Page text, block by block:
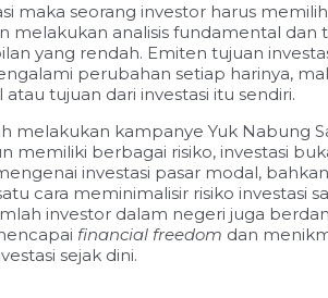
maka seorang investor harus
melakukan analisis fundamental
yang rendah. Emiten tujuan
perubahan setiap harinya,
tujuan dari investasi itu sendiri.
melakukan kampanye Yuk Nabung
memiliki berbagai risiko, investasi
investasi pasar modal,
cara meminimalisir risiko
investor dalam negeri juga
financial freedom dan
sejak dini.